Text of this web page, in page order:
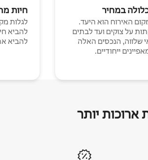
במחיר
האירוח הוא היעד.
על צוקים ועד לבתים
שלווה, הנכסים האלה
ייחודיים.
חיות
לגלות
להביא
להביא
ארוכות יותר